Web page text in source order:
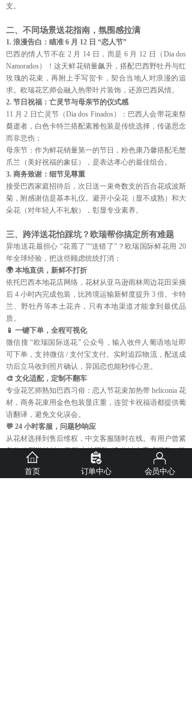
支。
二、不同场景送花指南，氛围感拉满
1. 浪漫告白：瞄准 6 月 12 日 “恋人节”
巴西的情人节不在 2 月 14 日，而是 6 月 12 日（Dia dos
Namorados）！这天鲜花销量飙升，搭配巴西野牡丹与红
玫瑰的花束，再附上手写贺卡，契合当地人对浪漫的追
求。欧瑞花艺师会融入热带叶片装饰，还原巴西风情。
2. 节日祝福：亡灵节与母亲节的仪式感
11 月 2 日亡灵节（Dia dos Finados）：巴西人会带花束祭
奠逝者，白色卡特兰搭配素雅包装是传统选择，传递思念
而非悲伤；
母亲节：作为鲜花销量第一的节日，粉色康乃馨搭配毛蟹
爪兰（美好祝福的象征），是表达孝心的最佳组合。
3. 商务致谢：细节见尊重
接受巴西家庭招待后，次日送一束奇数支的百合花或波斯
菊，附感谢信是基本礼仪。避开小朵花（显不成熟）和大
朵花（对年轻人不礼貌），彰显专业素养。
三、跨洋送花怕踩坑？欧瑞帮你搞定所有难题
异地送花最担心 “花蔫了”“送错了”？欧瑞国际鲜花用 20
年全球经验，把这些顾虑统统打消：
🌍 本地直供，新鲜不打折
依托巴西本地花店网络，花材从亚马逊雨林周边花田采摘
后 4 小时内完成包装，比跨境运输新鲜度提升 3 倍。卡特
兰、野牡丹等本土花卉，只有本地渠道才能拿到最优品
质。
📱 一键下单，全程可视化
微信搜 “欧瑞国际送花” 公众号，输入收件人葡语地址即
可下单，支持微信 / 支付宝支付。实时追踪物流，配送成
功后立马收到照片确认，异国恋也能秒传心意。
🎨 文化适配，定制不翻车
专业花艺师熟知巴西习俗：恋人节花束加热带 heliconia 花
材，商务花束用金色包装显庄重，连贺卡祝福语都提供葡
语翻译，避免文化误会。
💬 24 小时客服，问题秒响应
从花材选择到售后维权，中文客服随时在线。有用户曾紧
急修改配送地址，欧瑞本地团队 15 分钟内完成调整，确
保鲜花准时送达。
首页 订单中心 会员中心